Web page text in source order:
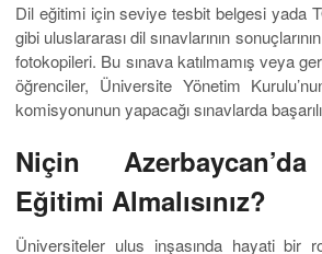
Dil eğitimi için seviye tesbit belgesi yada
gibi uluslararası dil sınavlarının
fotokopileri. Bu sınava katılmamış veya
öğrenciler, Üniversite Yönetim
komisyonunun yapacağı sınavlarda başarılı
Niçin
Eğitimi Almalısınız?
Üniversiteler ulus inşasında hayati bir